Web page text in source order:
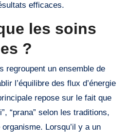
efficaces.
les soins
?
regroupent un ensemble de
l’équilibre des flux d’énergie
repose sur le fait que
“prana” selon les traditions,
Lorsqu’il y a un